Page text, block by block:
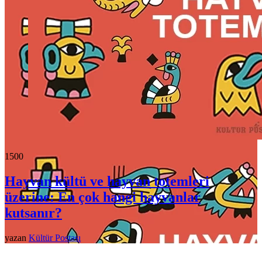
1500
Hayvan kültü ve hayvan totemleri
üzerine: En çok hangi hayvanlar
kutsanır?
yazan Kültür Postası